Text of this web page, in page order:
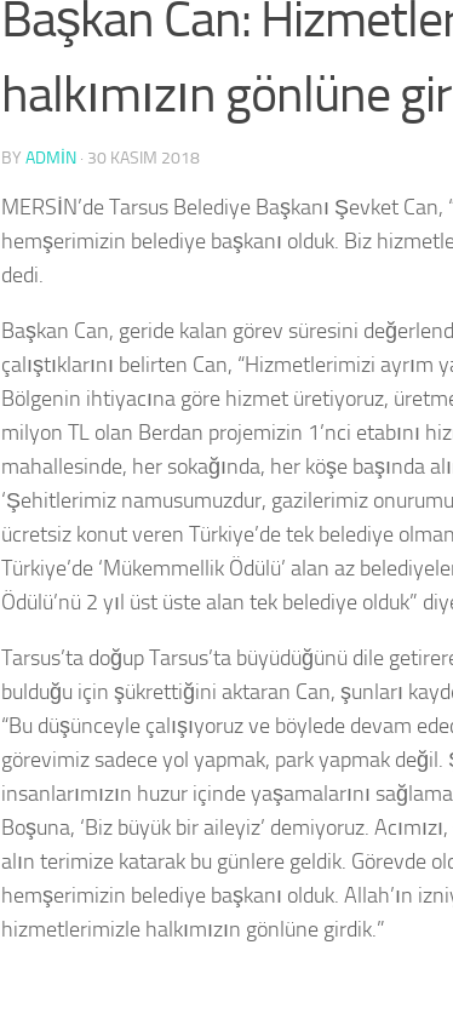
Başkan Can:
halkımızın gönlüne
BY ADMIN · 30 KASIM 2018
MERSİN’de Tarsus Belediye Başkanı Şevket
hemşerimizin belediye başkanı olduk. Biz
dedi.
Başkan Can, geride kalan görev süresini
çalıştıklarını belirten Can, “Hizmetlerimizi ayrım
Bölgenin ihtiyacına göre hizmet üretiyoruz,
milyon TL olan Berdan projemizin 1’nci etabını
mahallesinde, her sokağında, her köşe başında
‘Şehitlerimiz namusumuzdur, gazilerimiz
ücretsiz konut veren Türkiye’de tek belediye
Türkiye’de ‘Mükemmellik Ödülü’ alan az
Ödülü’nü 2 yıl üst üste alan tek belediye olduk”
Tarsus’ta doğup Tarsus’ta büyüdüğünü dile
bulduğu için şükrettiğini aktaran Can, şunları
“Bu düşünceyle çalışıyoruz ve böylede devam
görevimiz sadece yol yapmak, park yapmak
insanlarımızın huzur içinde yaşamalarını
Boşuna, ‘Biz büyük bir aileyiz’ demiyoruz.
alın terimize katarak bu günlere geldik. Görevde
hemşerimizin belediye başkanı olduk. Allah’ın
hizmetlerimizle halkımızın gönlüne girdik.”